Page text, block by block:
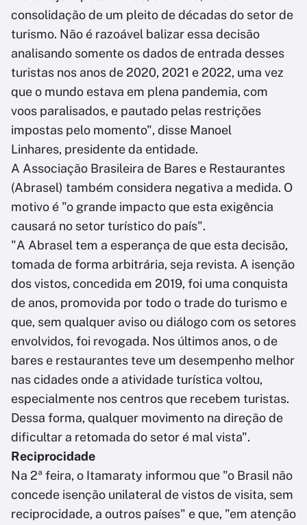
consolidação de um pleito de décadas do setor de
turismo. Não é razoável balizar essa decisão
analisando somente os dados de entrada desses
turistas nos anos de 2020, 2021 e 2022, uma vez
que o mundo estava em plena pandemia, com
voos paralisados, e pautado pelas restrições
impostas pelo momento", disse Manoel
Linhares, presidente da entidade.
A Associação Brasileira de Bares e Restaurantes
(Abrasel) também considera negativa a medida. O
motivo é "o grande impacto que esta exigência
causará no setor turístico do país".
"A Abrasel tem a esperança de que esta decisão,
tomada de forma arbitrária, seja revista. A isenção
dos vistos, concedida em 2019, foi uma conquista
de anos, promovida por todo o trade do turismo e
que, sem qualquer aviso ou diálogo com os setores
envolvidos, foi revogada. Nos últimos anos, o de
bares e restaurantes teve um desempenho melhor
nas cidades onde a atividade turística voltou,
especialmente nos centros que recebem turistas.
Dessa forma, qualquer movimento na direção de
dificultar a retomada do setor é mal vista".
Reciprocidade
Na 2ª feira, o Itamaraty informou que "o Brasil não
concede isenção unilateral de vistos de visita, sem
reciprocidade, a outros países" e que, "em atenção